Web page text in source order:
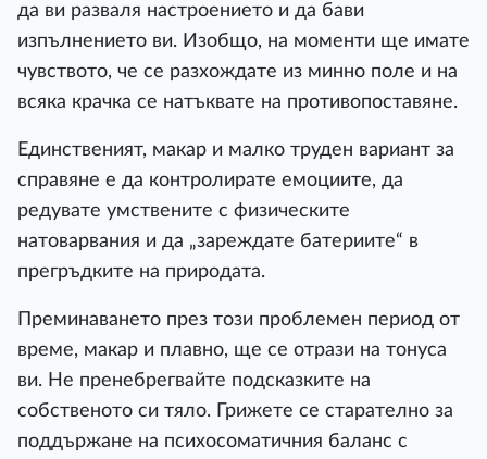
да ви разваля настроението и да бави
изпълнението ви. Изобщо, на моменти ще имате
чувството, че се разхождате из минно поле и на
всяка крачка се натъквате на противопоставяне.
Единственият, макар и малко труден вариант за
справяне е да контролирате емоциите, да
редувате умствените с физическите
натоварвания и да „зареждате батериите“ в
прегръдките на природата.
Преминаването през този проблемен период от
време, макар и плавно, ще се отрази на тонуса
ви. Не пренебрегвайте подсказките на
собственото си тяло. Грижете се старателно за
поддържане на психосоматичния баланс с